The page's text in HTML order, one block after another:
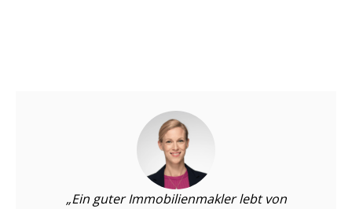
Ein guter Im­mo­bi­li­en­mak­ler lebt von